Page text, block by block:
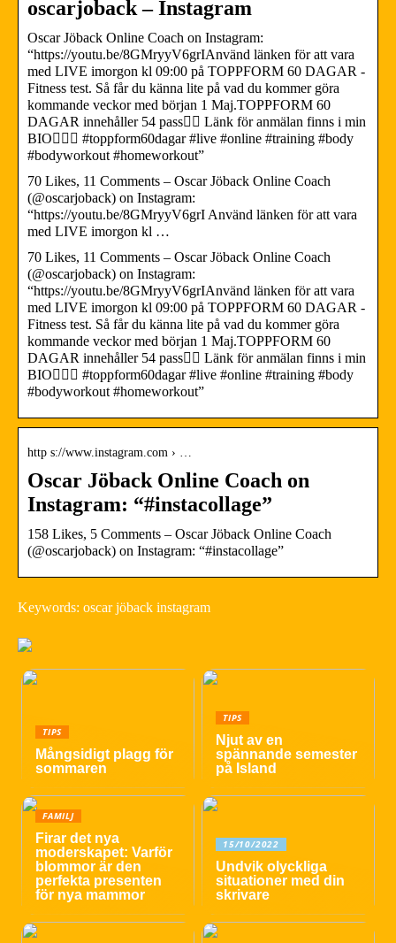
oscarjoback – Instagram
Oscar Jöback Online Coach on Instagram:
“https://youtu.be/8GMryyV6grIAnvänd länken för att vara
med LIVE imorgon kl 09:00 på TOPPFORM 60 DAGAR -
Fitness test. Så får du känna lite på vad du kommer göra
kommande veckor med början 1 Maj.TOPPFORM 60
DAGAR innehåller 54 pass👌🏻 Länk för anmälan finns i min
BIO🧘🏻‍♂️ #toppform60dagar #live #online #training #body
#bodyworkout #homeworkout”
70 Likes, 11 Comments – Oscar Jöback Online Coach
(@oscarjoback) on Instagram:
“https://youtu.be/8GMryyV6grI Använd länken för att vara
med LIVE imorgon kl …
70 Likes, 11 Comments – Oscar Jöback Online Coach
(@oscarjoback) on Instagram:
“https://youtu.be/8GMryyV6grIAnvänd länken för att vara
med LIVE imorgon kl 09:00 på TOPPFORM 60 DAGAR -
Fitness test. Så får du känna lite på vad du kommer göra
kommande veckor med början 1 Maj.TOPPFORM 60
DAGAR innehåller 54 pass👌🏻 Länk för anmälan finns i min
BIO🧘🏻‍♂️ #toppform60dagar #live #online #training #body
#bodyworkout #homeworkout”
http s://www.instagram.com › …
Oscar Jöback Online Coach on
Instagram: “#instacollage”
158 Likes, 5 Comments – Oscar Jöback Online Coach
(@oscarjoback) on Instagram: “#instacollage”
Keywords: oscar jöback instagram
TIPS
Mångsidigt plagg för
sommaren
TIPS
Njut av en
spännande semester
på Island
FAMILJ
Firar det nya
moderskapet: Varför
blommor är den
perfekta presenten
för nya mammor
15/10/2022
Undvik olyckliga
situationer med din
skrivare